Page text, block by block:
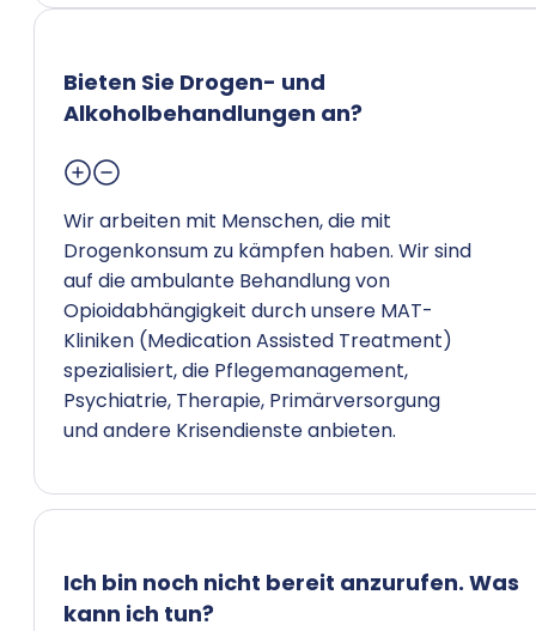
Bieten Sie Drogen- und
Alkoholbehandlungen an?
Wir arbeiten mit Menschen, die mit
Drogenkonsum zu kämpfen haben. Wir sind
auf die ambulante Behandlung von
Opioidabhängigkeit durch unsere MAT-
Kliniken (Medication Assisted Treatment)
spezialisiert, die Pflegemanagement,
Psychiatrie, Therapie, Primärversorgung
und andere Krisendienste anbieten.
Ich bin noch nicht bereit anzurufen. Was
kann ich tun?